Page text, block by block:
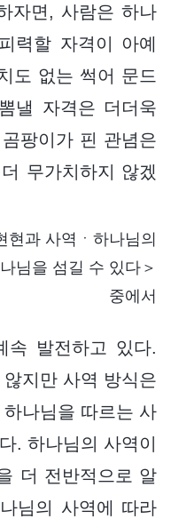
자면, 사람은 하나
력할 자격이 아예
도 없는 썩어 문드
낼 자격은 더더욱
팡이가 핀 관념은
무가치하지 않겠
과 사역ㆍ하나님의
님을 섬길 수 있다＞
중에서
속 발전하고 있다.
지만 사역 방식은
나님을 따르는 사
. 하나님의 사역이
더 전반적으로 알
님의 사역에 따라